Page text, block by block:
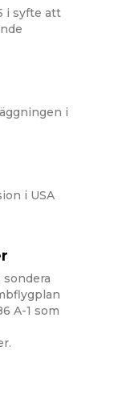
i syfte att
i
i USA
sondera
A-1 som